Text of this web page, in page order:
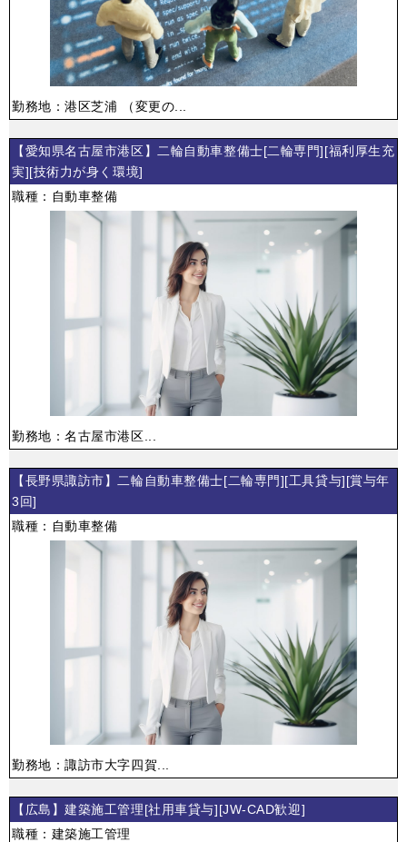
勤務地：港区芝浦 （変更の...
【愛知県名古屋市港区】二輪自動車整備士[二輪専門][福利厚生充
実][技術力が身く環境]
職種：自動車整備
勤務地：名古屋市港区...
【長野県諏訪市】二輪自動車整備士[二輪専門][工具貸与][賞与年
3回]
職種：自動車整備
勤務地：諏訪市大字四賀...
【広島】建築施工管理[社用車貸与][JW-CAD歓迎]
職種：建築施工管理